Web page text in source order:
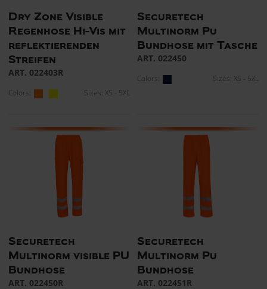
Dry Zone Visible
Regenhose Hi-Vis mit
reflektierenden
Streifen
ART. 022403R
Colors: Sizes: XS - 5XL
Securetech
Multinorm Pu
Bundhose mit Tasche
ART. 022450
Colors: Sizes: XS - 5XL
Securetech
Multinorm visible PU
Bundhose
ART. 022450R
Securetech
Multinorm Pu
Bundhose
ART. 022451R